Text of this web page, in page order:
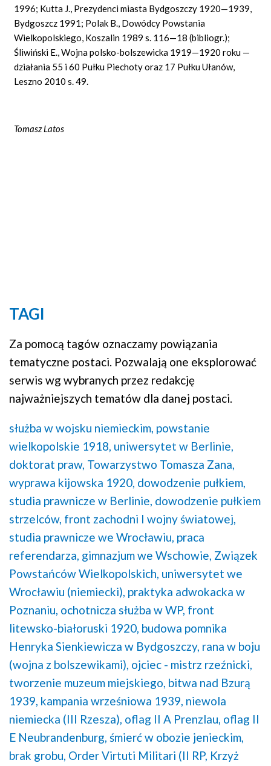
1996; Kutta J., Prezydenci miasta Bydgoszczy 1920—1939,
Bydgoszcz 1991; Polak B., Dowódcy Powstania
Wielkopolskiego, Koszalin 1989 s. 116—18 (bibliogr.);
Śliwiński E., Wojna polsko-bolszewicka 1919—1920 roku —
działania 55 i 60 Pułku Piechoty oraz 17 Pułku Ułanów,
Leszno 2010 s. 49.
Tomasz Latos
TAGI
Za pomocą tagów oznaczamy powiązania
tematyczne postaci. Pozwalają one eksplorować
serwis wg wybranych przez redakcję
najważniejszych tematów dla danej postaci.
służba w wojsku niemieckim, powstanie
wielkopolskie 1918, uniwersytet w Berlinie,
doktorat praw, Towarzystwo Tomasza Zana,
wyprawa kijowska 1920, dowodzenie pułkiem,
studia prawnicze w Berlinie, dowodzenie pułkiem
strzelców, front zachodni I wojny światowej,
studia prawnicze we Wrocławiu, praca
referendarza, gimnazjum we Wschowie, Związek
Powstańców Wielkopolskich, uniwersytet we
Wrocławiu (niemiecki), praktyka adwokacka w
Poznaniu, ochotnicza służba w WP, front
litewsko-białoruski 1920, budowa pomnika
Henryka Sienkiewicza w Bydgoszczy, rana w boju
(wojna z bolszewikami), ojciec - mistrz rzeźnicki,
tworzenie muzeum miejskiego, bitwa nad Bzurą
1939, kampania wrześniowa 1939, niewola
niemiecka (III Rzesza), oflag II A Prenzlau, oflag II
E Neubrandenburg, śmierć w obozie jenieckim,
brak grobu, Order Virtuti Militari (II RP, Krzyż